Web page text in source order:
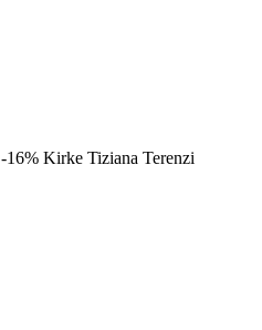
-16% Kirke Tiziana Terenzi